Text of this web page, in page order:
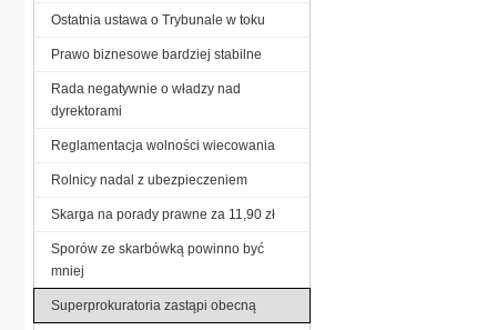
Ostatnia ustawa o Trybunale w toku
Prawo biznesowe bardziej stabilne
Rada negatywnie o władzy nad
dyrektorami
Reglamentacja wolności wiecowania
Rolnicy nadal z ubezpieczeniem
Skarga na porady prawne za 11,90 zł
Sporów ze skarbówką powinno być
mniej
Superprokuratoria zastąpi obecną